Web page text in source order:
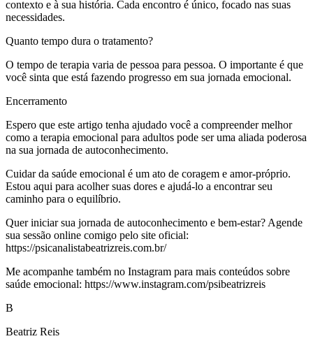
contexto e à sua história. Cada encontro é único, focado nas suas
necessidades.
Quanto tempo dura o tratamento?
O tempo de terapia varia de pessoa para pessoa. O importante é que
você sinta que está fazendo progresso em sua jornada emocional.
Encerramento
Espero que este artigo tenha ajudado você a compreender melhor
como a terapia emocional para adultos pode ser uma aliada poderosa
na sua jornada de autoconhecimento.
Cuidar da saúde emocional é um ato de coragem e amor-próprio.
Estou aqui para acolher suas dores e ajudá-lo a encontrar seu
caminho para o equilíbrio.
Quer iniciar sua jornada de autoconhecimento e bem-estar? Agende
sua sessão online comigo pelo site oficial:
https://psicanalistabeatrizreis.com.br/
Me acompanhe também no Instagram para mais conteúdos sobre
saúde emocional: https://www.instagram.com/psibeatrizreis
B
Beatriz Reis